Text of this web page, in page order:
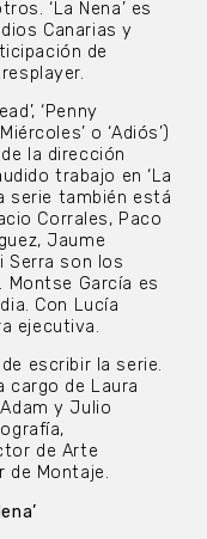
. ‘La Nena’ es
Canarias y
de
‘Penny
o ‘Adiós’)
la dirección
trabajo en ‘La
serie también está
Corrales, Paco
Jaume
Serra son los
García es
Con Lucía
ejecutiva.
escribir la serie.
cargo de Laura
y Julio
de Arte
de Montaje.